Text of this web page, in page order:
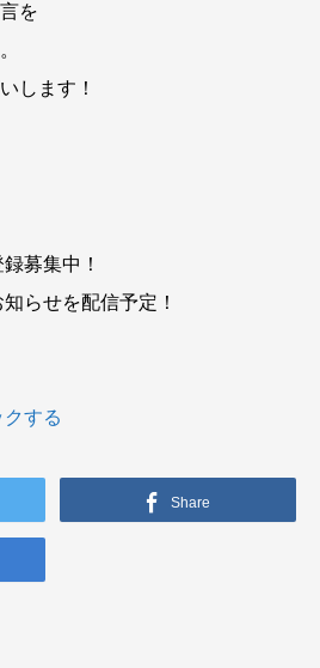
を
します！
募集中！
らせを配信予定！
する
Share